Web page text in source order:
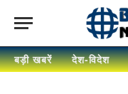
बड़ी खबरें देश-विदेश